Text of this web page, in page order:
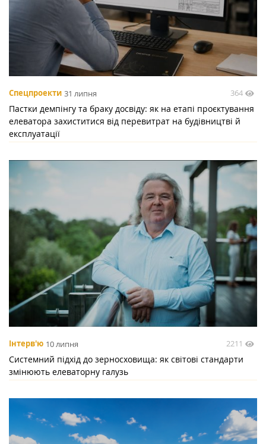
Спецпроекти 31 липня 364
Пастки демпінгу та браку досвіду: як на етапі проєктування
елеватора захиститися від перевитрат на будівництві й
експлуатації
Інтерв'ю 10 липня 2211
Системний підхід до зерносховища: як світові стандарти
змінюють елеваторну галузь